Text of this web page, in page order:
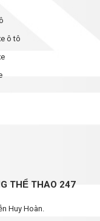
khúc SUV cỡ C đã
ô tô
THỂ THAO 247
Huy Hoàn.